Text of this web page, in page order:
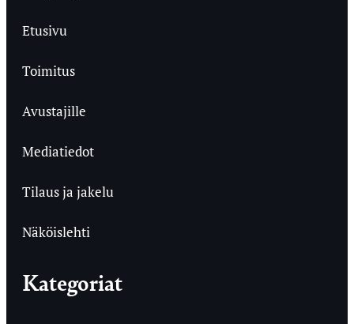
Etusivu
Toimitus
Avustajille
Mediatiedot
Tilaus ja jakelu
Näköislehti
Kategoriat